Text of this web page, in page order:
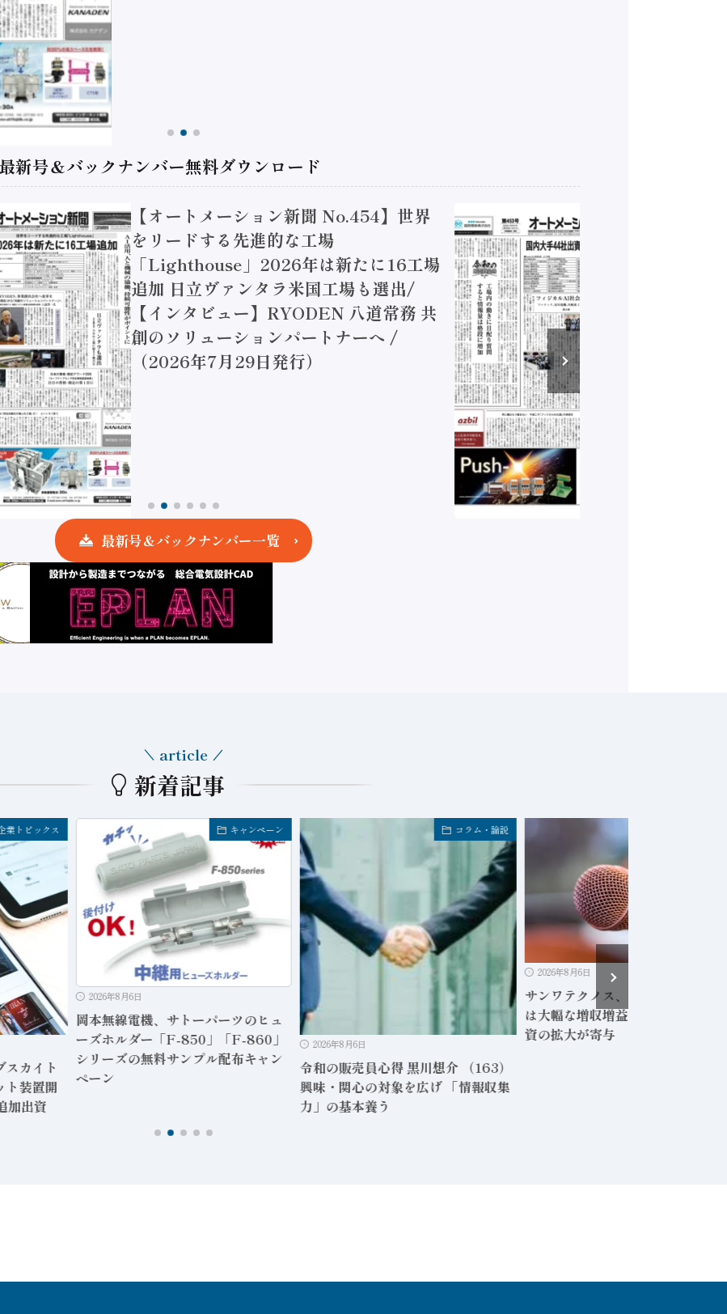
新号＆バックナンバー無料ダウンロード
【オートメーション新聞 No.454】世界
をリードする先進的な工場
「Lighthouse」2026年は新たに16工場
追加 日立ヴァンタラ米国工場も選出/
【インタビュー】RYODEN 八道常務 共
創のソリューションパートナーへ /
（2026年7月29日発行）
最新号＆バックナンバー一覧
新着記事
article
業トピックス
カイト
ト装置開
加出資
キャンペーン
2026年8月6日
岡本無線電機、サトーパーツのヒュ
ーズホルダー「F-850」「F-860」
シリーズの無料サンプル配布キャン
ペーン
コラム・論説
2026年8月6日
令和の販売員心得 黒川想介 （163）
興味・関心の対象を広げ 「情報収集
力」の基本養う
2026年8月6日
サンワテクノス、2026年度1Q決
は大幅な増収増益 半導体・AI関
資の拡大が寄与